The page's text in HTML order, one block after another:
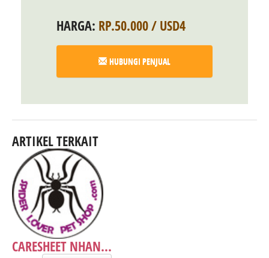
HARGA: RP.50.000 / USD4
HUBUNGI PENJUAL
ARTIKEL TERKAIT
CARESHEET NHAN...